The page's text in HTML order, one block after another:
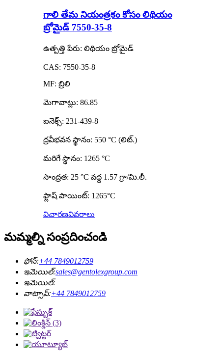
గాలి తేమ నియంత్రకం కోసం లిథియం
బ్రోమైడ్ 7550-35-8
ఉత్పత్తి పేరు: లిథియం బ్రోమైడ్
CAS: 7550-35-8
MF: బ్రిలి
మెగావాట్లు: 86.85
ఐనెక్స్: 231-439-8
ద్రవీభవన స్థానం: 550 °C (లిట్.)
మరిగే స్థానం: 1265 °C
సాంద్రత: 25 °C వద్ద 1.57 గ్రా/మి.లీ.
ఫ్లాష్ పాయింట్: 1265°C
విచారణవివరాలు
మమ్మల్ని సంప్రదించండి
ఫోన్:+44 7849012759
ఇమెయిల్:sales@gentolexgroup.com
ఇమెయిల్:
వాట్సాప్:+44 7849012759